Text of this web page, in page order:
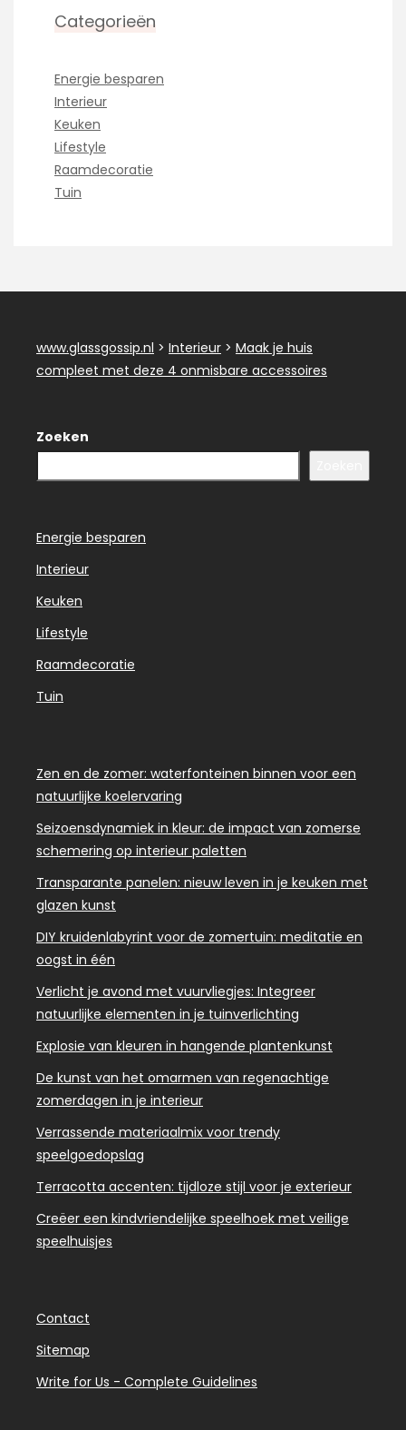
Categorieën
Energie besparen
Interieur
Keuken
Lifestyle
Raamdecoratie
Tuin
www.glassgossip.nl > Interieur > Maak je huis
compleet met deze 4 onmisbare accessoires
Zoeken
Energie besparen
Interieur
Keuken
Lifestyle
Raamdecoratie
Tuin
Zen en de zomer: waterfonteinen binnen voor een
natuurlijke koelervaring
Seizoensdynamiek in kleur: de impact van zomerse
schemering op interieur paletten
Transparante panelen: nieuw leven in je keuken met
glazen kunst
DIY kruidenlabyrint voor de zomertuin: meditatie en
oogst in één
Verlicht je avond met vuurvliegjes: Integreer
natuurlijke elementen in je tuinverlichting
Explosie van kleuren in hangende plantenkunst
De kunst van het omarmen van regenachtige
zomerdagen in je interieur
Verrassende materiaalmix voor trendy
speelgoedopslag
Terracotta accenten: tijdloze stijl voor je exterieur
Creëer een kindvriendelijke speelhoek met veilige
speelhuisjes
Contact
Sitemap
Write for Us - Complete Guidelines